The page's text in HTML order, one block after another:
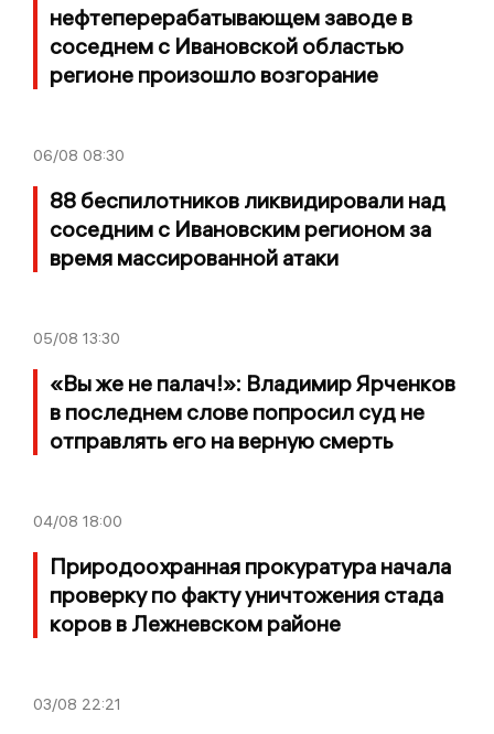
нефтеперерабатывающем заводе в
соседнем с Ивановской областью
регионе произошло возгорание
06/08 08:30
88 беспилотников ликвидировали над
соседним с Ивановским регионом за
время массированной атаки
05/08 13:30
«Вы же не палач!»: Владимир Ярченков
в последнем слове попросил суд не
отправлять его на верную смерть
04/08 18:00
Природоохранная прокуратура начала
проверку по факту уничтожения стада
коров в Лежневском районе
03/08 22:21